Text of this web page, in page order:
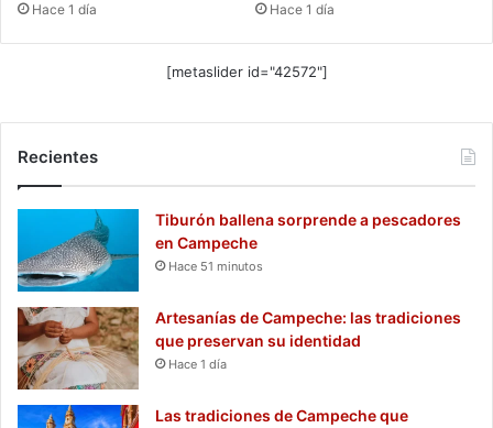
Hace 1 día Hace 1 día
[metaslider id="42572"]
Recientes
Tiburón ballena sorprende a pescadores
en Campeche
Hace 51 minutos
Artesanías de Campeche: las tradiciones
que preservan su identidad
Hace 1 día
Las tradiciones de Campeche que